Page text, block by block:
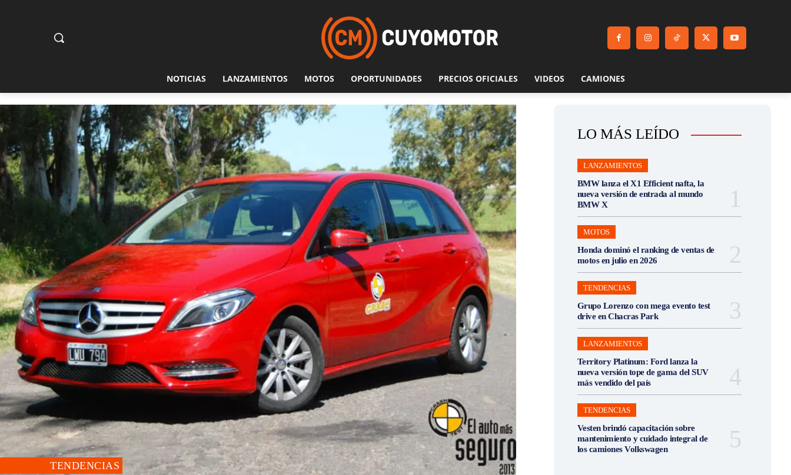
NOTICIAS LANZAMIENTOS MOTOS OPORTUNIDADES PRECIOS OFICIALES VIDEOS CAMIONES
TENDENCIAS
LO MÁS LEÍDO
LANZAMIENTOS
BMW lanza el X1 Efficient nafta, la
nueva versión de entrada al mundo
BMW X
MOTOS
Honda dominó el ranking de ventas de
motos en julio en 2026
TENDENCIAS
Grupo Lorenzo con mega evento test
drive en Chacras Park
LANZAMIENTOS
Territory Platinum: Ford lanza la
nueva versión tope de gama del SUV
más vendido del país
TENDENCIAS
Vesten brindó capacitación sobre
mantenimiento y cuidado integral de
los camiones Volkswagen